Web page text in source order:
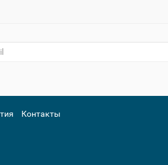
Контакты